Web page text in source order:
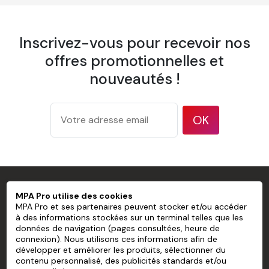
1 spatule à maroufler
1 pulvérisateur
Papier Peint Mural Pré-encollé Sans
Largeur d'un lé
600 mm
Recouvrement
Pose bord à bord
Grammage
175 g/m² d'après la méthode de
test ISO 536
Épaisseur
177 microns/7 mil d'après la
méthode de test ISO 534
Inscrivez-vous pour recevoir nos
offres promotionnelles et
nouveautés !
OK
PROFESSIONNEL
MPA PRO
NOS SERVICES
MPA Pro utilise des cookies
MPA Pro et ses partenaires peuvent stocker et/ou accéder
à des informations stockées sur un terminal telles que les
données de navigation (pages consultées, heure de
connexion). Nous utilisons ces informations afin de
développer et améliorer les produits, sélectionner du
contenu personnalisé, des publicités standards et/ou